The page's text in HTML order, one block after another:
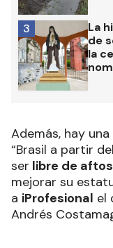
La
de
la
3
Además, hay
“Brasil a partir
ser libre de
mejorar su
a iProfesional el
Andrés